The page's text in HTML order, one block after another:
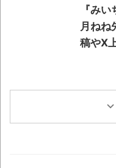
『み
月ねね
稿やX